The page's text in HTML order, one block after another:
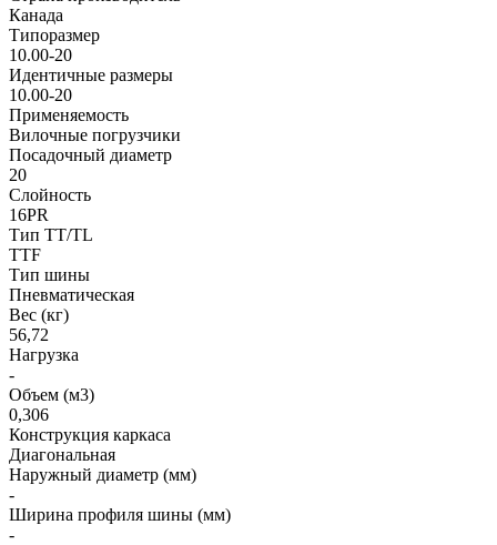
Канада
Типоразмер
10.00-20
Идентичные размеры
10.00-20
Применяемость
Вилочные погрузчики
Посадочный диаметр
20
Слойность
16PR
Тип TT/TL
TTF
Тип шины
Пневматическая
Вес (кг)
56,72
Нагрузка
-
Объем (м3)
0,306
Конструкция каркаса
Диагональная
Наружный диаметр (мм)
-
Ширина профиля шины (мм)
-